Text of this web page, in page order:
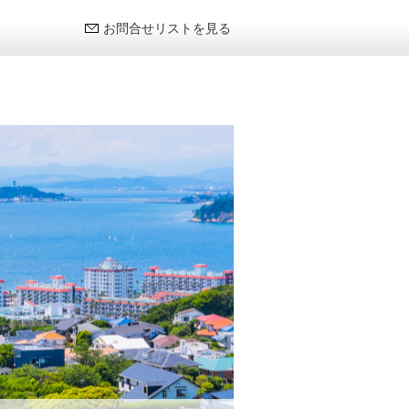
お問合せリストを見る